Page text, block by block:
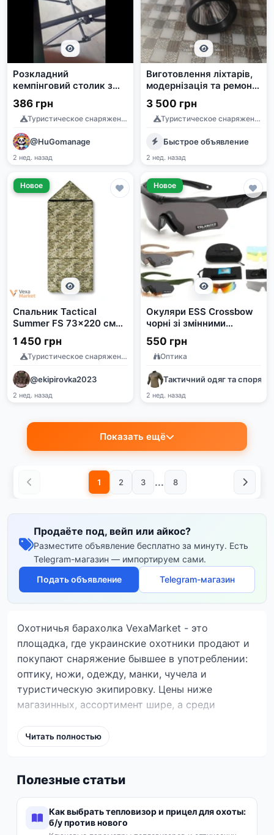
Розкладний
кемпінговий столик з
чохлом 95х52х50см
386 грн
Туристическое снаряжение
@HuGomanage
2 нед. назад
Виготовлення ліхтарів,
модернізація та ремонт
18 місяців гарантіі
3 500 грн
Туристическое снаряжение
Быстрое объявление
2 нед. назад
Новое
Спальник Tactical
Summer FS 73x220 см
Хакі
1 450 грн
Туристическое снаряжение
@ekipirovka2023
2 нед. назад
Новое
Окуляри ESS Crossbow
чорні зі змінними
лінзами та чохлом
550 грн
Оптика
Тактичний одяг та
2 нед. назад
Показать ещё
1 2 3 ... 8
Продаёте под, вейп или айкос?
Разместите объявление бесплатно за минуту. Есть
Telegram-магазин — импортируем сами.
Подать объявление
Telegram-магазин
Охотничья барахолка VexaMarket - это
площадка, где украинские охотники продают и
покупают снаряжение бывшее в употреблении:
оптику, ножи, одежду, манки, чучела и
туристическую экипировку. Цены ниже
магазинных, ассортимент шире, а среди
проверенные магазины.
б/у выгодно
десятилетиями, поэтому б/у-снаряжение от
Читать полностью
Полезные статьи
Как выбрать тепловизор и прицел для охоты:
б/у против нового